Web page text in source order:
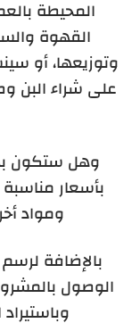
المحيطة
القهوة
وتوزيعها، أو
على شراء البن
وهل ستكون
بأسعار
ومواد
بالإضافة
الوصول